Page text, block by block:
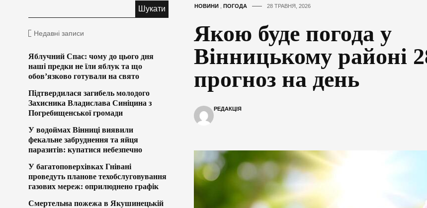
НОВИНИ, ПОГОДА 28 ТРАВНЯ, 2026
Якою буде погода у
Вінницькому районі
прогноз на день
РЕДАКЦІЯ
Недавні записи
Яблучний Спас: чому до цього дня
наші предки не їли яблук та що
обов’язково готували на свято
Підтвердилася загибель молодого
Захисника Владислава Синіцина з
Погребищенської громади
У водоймах Вінниці виявили
фекальне забруднення та яйця
паразитів: купатися небезпечно
У багатоповерхівках Гнівані
проведуть планове техобслуговування
газових мереж: оприлюднено графік
Смертельна пожежа в Якушинецькій